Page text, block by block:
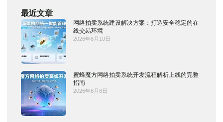
最近文章
网络拍卖系统建设解决方案：打造安全稳定的在
线交易环境
2026年8月10日
蜜蜂魔方网络拍卖系统开发流程解析上线的完整
指南
2026年8月6日